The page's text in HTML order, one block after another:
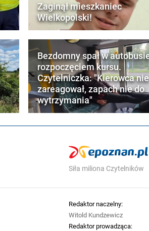
Zaginął mieszkaniec
Wielkopolski!
Bezdomny spał w
rozpoczęciem kursu.
Czytelniczka: "Kierowca nie
zareagował, zapach nie do
wytrzymania"
Siła miliona Czytelników
Redaktor naczelny:
Witold Kundzewicz
Redaktor prowadząca: